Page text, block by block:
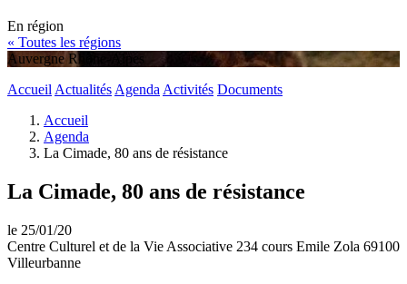
En région
« Toutes les régions
Auvergne Rhône-Alpes
Accueil Actualités Agenda Activités Documents
Accueil
Agenda
La Cimade, 80 ans de résistance
La Cimade, 80 ans de résistance
le 25/01/20
Centre Culturel et de la Vie Associative 234 cours Emile Zola 69100
Villeurbanne